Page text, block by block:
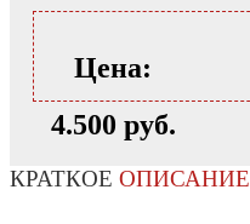
Цена:
4.500 руб.
КРАТКОЕ ОПИСАНИЕ